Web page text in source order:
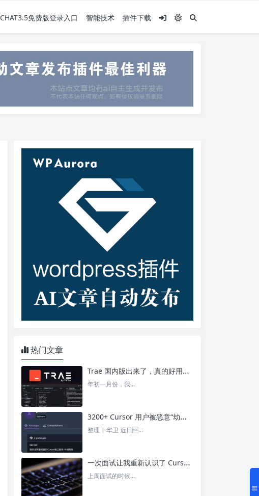
CHAT3.5免费版登录入口 智能技术 插件下载
热门文章
Trae 国内版出来了，真的好用吗？ – 今日头条
年初一月份，我...
3200+ Cursor 用户被恶意“劫持”！贪图“便宜 API”却惨遭收割， AI 开发者们要小心了 – 今日头条
整理 | 华卫 近日...
一次面试让我重新认识了 Cursor – 今日头条
上周面试的时候...